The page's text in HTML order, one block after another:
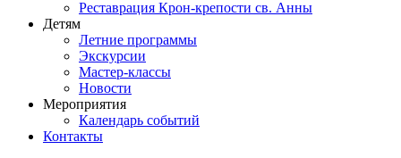
Реставрация Крон-крепости св. Анны
Детям
Летние программы
Экскурсии
Мастер-классы
Новости
Мероприятия
Календарь событий
Контакты